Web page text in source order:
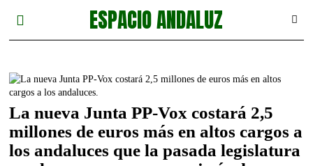
ESPACIO ANDALUZ
La nueva Junta PP-Vox costará 2,5
millones de euros más en altos cargos a
los andaluces que la pasada legislatura